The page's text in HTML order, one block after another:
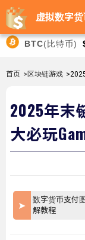
虚拟数字
BTC(比特币)
首页 >区块链游戏
2025年末
大必玩
数字货币支付图
解教程